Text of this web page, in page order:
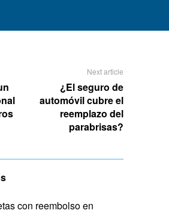
Next article
¿El seguro de
automóvil cubre el
reemplazo del
parabrisas?
con reembolso en